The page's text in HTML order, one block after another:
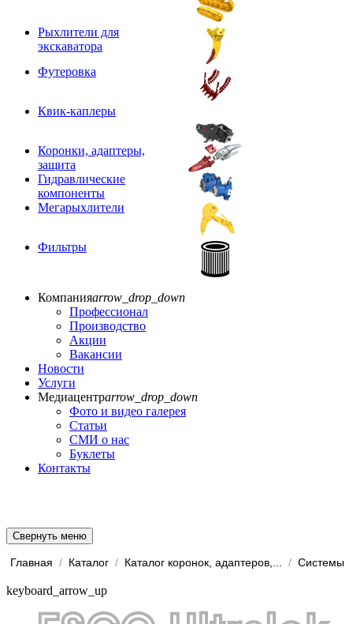
Рыхлители для
экскаватора
Футеровка
Квик-каплеры
Коронки, адаптеры,
защита
Гидравлические
компоненты
Мегарыхлители
Фильтры
Компанияarrow_drop_down
Профессионал
Производство
Акции
Вакансии
Новости
Услуги
Медиацентрarrow_drop_down
Фото и видео галерея
Статьи
СМИ о нас
Буклеты
Контакты
Свернуть меню
Главная / Каталог / Каталог коронок, адаптеров,... /
keyboard_arrow_up